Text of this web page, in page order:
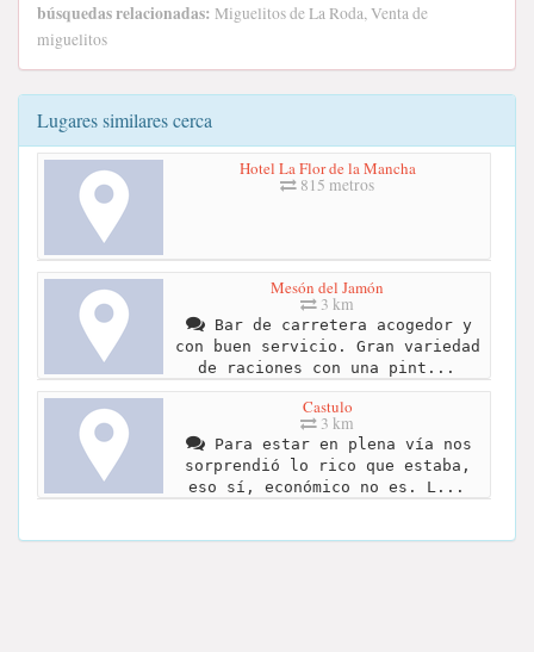
búsquedas relacionadas: Miguelitos de La Roda, Venta de
miguelitos
Lugares similares cerca
Hotel La Flor de la Mancha
815 metros
Mesón del Jamón
3 km
Bar de carretera acogedor y
con buen servicio. Gran variedad
de raciones con una pint...
Castulo
3 km
Para estar en plena vía nos
sorprendió lo rico que estaba,
eso sí, económico no es. L...